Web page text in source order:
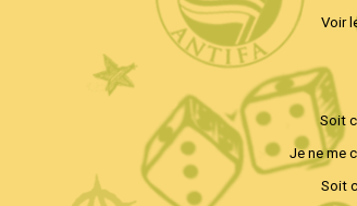
Voir
Soit
Je ne me
Soit